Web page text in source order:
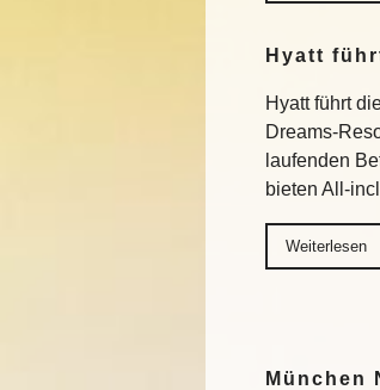
Hyatt
Hyatt führt
Dreams-
laufenden
bieten All-
Weiterlesen
München